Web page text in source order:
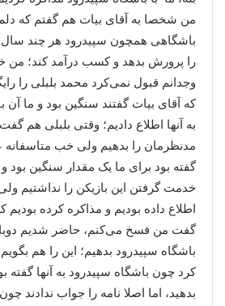
من شخصا به آقای بیات هم گفتم که
باشگاهی همچون سپیدرود هر چند سال
را پرورش بدهد و کسب درآمد کند؛ من
وجدانم قبول نمی‌کرد محمد بلبلی را
که آقای بیات گفتند سنگین بود و ما آن
به آنها اطلاع دادیم؛ وقتی بلبلی هم
مدنظرمان را بدهیم ولی خب متاسفانه
گفته بود برای ما یک مقدار سنگین بود و
خدمت گرفتن این بازیکن را نداشتیم
اطلاع داده بودیم و مذاکره کرده بودیم
گفت من فسخ می‌کنم، حاضر شدیم
باشگاه سپیدرود بدهیم؛ این را هم
کرد چون باشگاه سپیدرود به آنها گفته
بدهید، اما اصلا نامه را جواب ندادند